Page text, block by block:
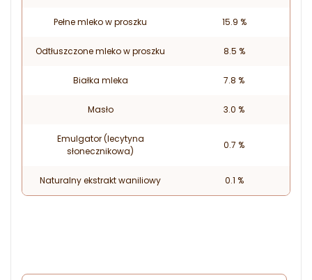
Pełne mleko w proszku 15.9 %
Odtłuszczone mleko w proszku 8.5 %
Białka mleka 7.8 %
Masło 3.0 %
Emulgator (lecytyna
słonecznikowa)
0.7 %
Naturalny ekstrakt waniliowy 0.1 %